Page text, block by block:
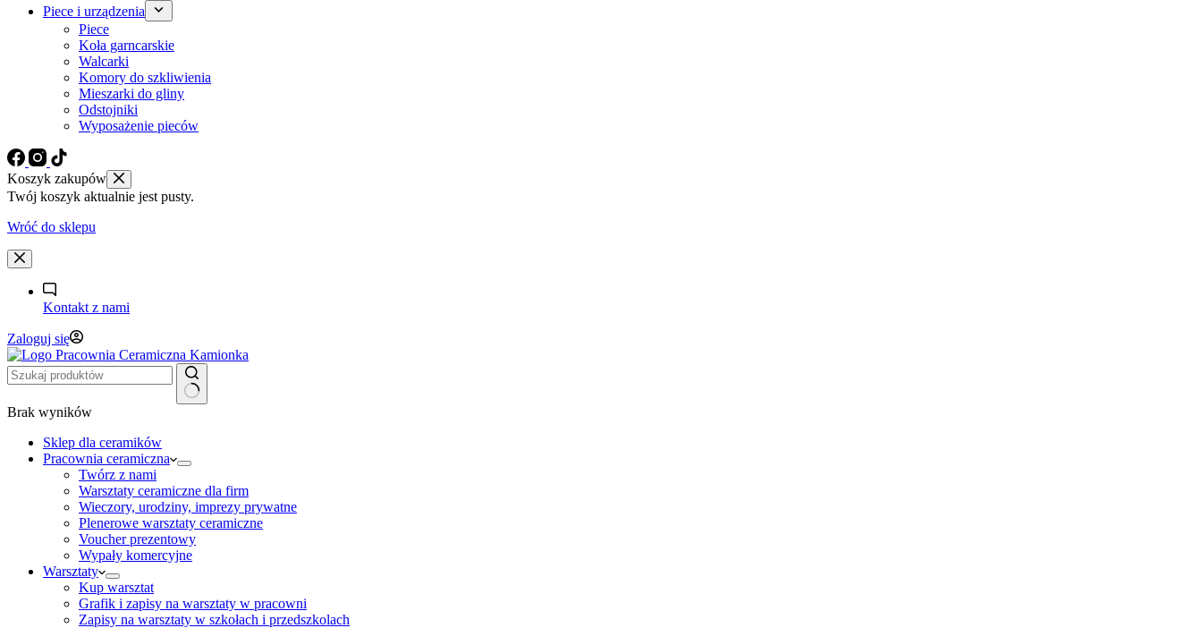
Piece i urządzenia
Piece
Koła garncarskie
Walcarki
Komory do szkliwienia
Mieszarki do gliny
Odstojniki
Wyposażenie pieców
Koszyk zakupów
Twój koszyk aktualnie jest pusty.
Wróć do sklepu
Kontakt z nami
Zaloguj się
Brak wyników
Sklep dla ceramików
Pracownia ceramiczna
Twórz z nami
Warsztaty ceramiczne dla firm
Wieczory, urodziny, imprezy prywatne
Plenerowe warsztaty ceramiczne
Voucher prezentowy
Wypały komercyjne
Warsztaty
Kup warsztat
Grafik i zapisy na warsztaty w pracowni
Zapisy na warsztaty w szkołach i przedszkolach